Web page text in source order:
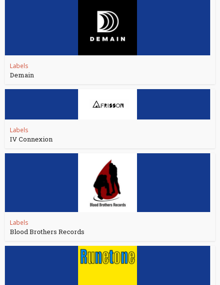
Labels
Demain
Labels
IV Connexion
Labels
Blood Brothers Records